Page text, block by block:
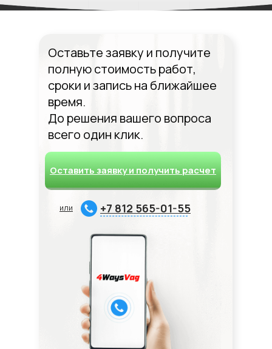
Оставьте заявку и получите
полную стоимость работ,
сроки и запись на ближайшее
время.
До решения вашего вопроса
всего один клик.
Оставить заявку и получить расчет
+7 812 565-01-55
или